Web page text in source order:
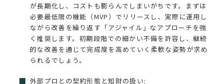
が長期化し、コストも膨らんでしまいがちです。まずは
必要最低限の機能（MVP）でリリースし、実際に運用し
ながら改善を繰り返す「アジャイル」なアプローチを強
く推奨します。初期段階での細かい不備を許容し、継続
的な改善を通じて完成度を高めていく柔軟な姿勢が求め
られるでしょう。
外部プロとの契約形態と知財の扱い: